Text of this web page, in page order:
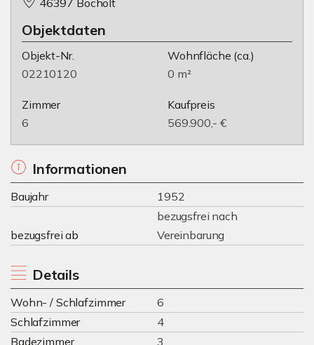
46397 Bocholt
Objektdaten
Objekt-Nr.
02210120
Wohnfläche (ca.)
0 m²
Zimmer
6
Kaufpreis
569.900,- €
Informationen
Baujahr 1952
bezugsfrei ab
bezugsfrei nach
Vereinbarung
Details
Wohn- / Schlafzimmer
6
Schlafzimmer
4
Badezimmer
3